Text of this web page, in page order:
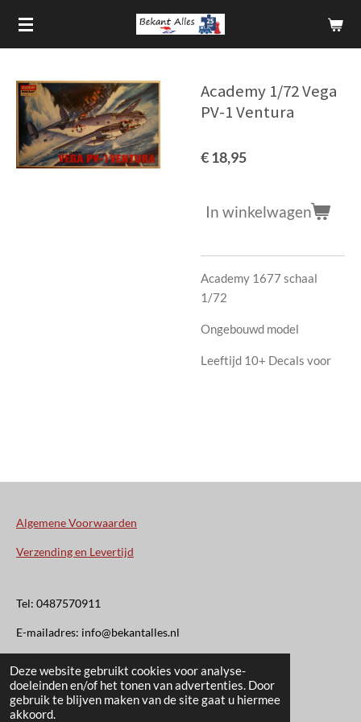
Deze website gebruikt cookies voor analyse-
doeleinden en/of het tonen van advertenties. Door
gebruik te blijven maken van de site gaat u hiermee
akkoord.
Ga
direct
hoofdinhoud
Academy 1/72 Vega
PV-1 Ventura
€ 18,95
In winkelwagen
Academy 1677 schaal
1/72
Ongebouwd model
Leeftijd 10+ Decals voor
Algemene Voorwaarden
Verzending en Levertijd
Tel: 0487570911
E-mailadres: info@bekantalles.nl
Rooysestraat 4
6621AM Dreumel